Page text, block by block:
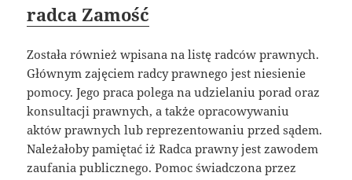
radca Zamość
Została również wpisana na listę radców prawnych.
Głównym zajęciem radcy prawnego jest niesienie
pomocy. Jego praca polega na udzielaniu porad oraz
konsultacji prawnych, a także opracowywaniu
aktów prawnych lub reprezentowaniu przed sądem.
Należałoby pamiętać iż Radca prawny jest zawodem
zaufania publicznego. Pomoc świadczona przez